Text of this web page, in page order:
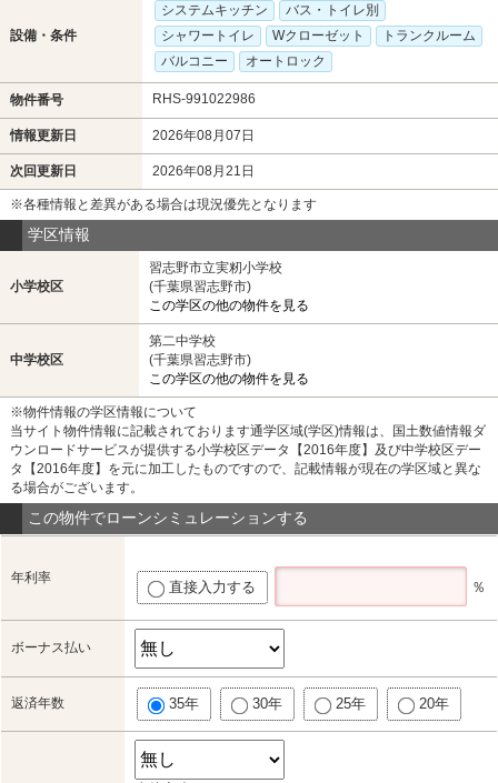
設備・条件
システムキッチン
バス・トイレ別
シャワートイレ
Wクローゼット
トランクルーム
バルコニー
オートロック
物件番号 RHS-991022986
情報更新日 2026年08月07日
次回更新日 2026年08月21日
※各種情報と差異がある場合は現況優先となります
学区情報
小学校区
習志野市立実籾小学校
(千葉県習志野市)
この学区の他の物件を見る
中学校区
第二中学校
(千葉県習志野市)
この学区の他の物件を見る
※物件情報の学区情報について
当サイト物件情報に記載されております通学区域(学区)情報は、国土数値情報ダ
ウンロードサービスが提供する小学校区データ【2016年度】及び中学校区デー
タ【2016年度】を元に加工したものですので、記載情報が現在の学区域と異な
る場合がございます。
この物件でローンシミュレーションする
年利率
直接入力する ％
ボーナス払い
返済年数 35年 30年 25年 20年